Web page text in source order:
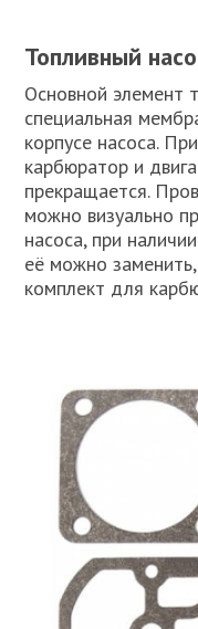
Топливный
Основной элемент
специальная
корпусе насоса.
карбюратор и
прекращается.
можно визуально
насоса, при
её можно
комплект для